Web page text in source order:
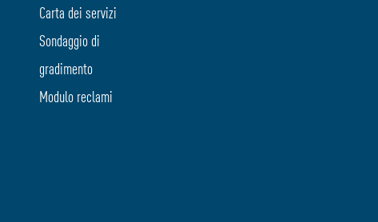
Carta dei servizi
Sondaggio di
gradimento
Modulo reclami